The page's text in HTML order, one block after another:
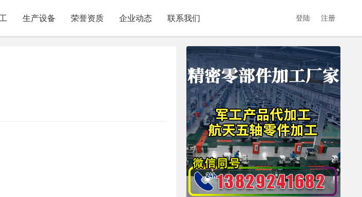
生产设备 荣誉资质 企业动态 联系我们 登陆 注册